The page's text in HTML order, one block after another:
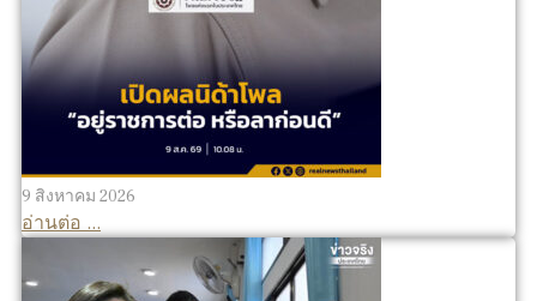
9 สิงหาคม 2026
อ่านต่อ ...